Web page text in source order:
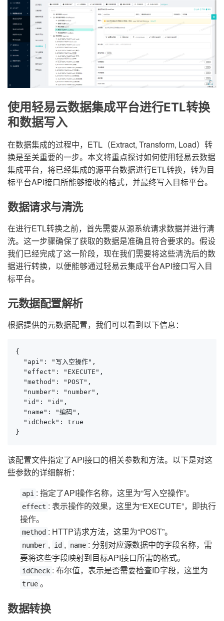
使用轻易云数据集成平台进行ETL转换
和数据写入
在数据集成的过程中，ETL（Extract, Transform, Load）转
换是至关重要的一步。本文将重点探讨如何使用轻易云数据
集成平台，将已经集成的源平台数据进行ETL转换，转为目
标平台API接口所能够接收的格式，并最终写入目标平台。
数据请求与清洗
在进行ETL转换之前，首先需要从源系统请求数据并进行清
洗。这一步骤确保了获取的数据是准确且符合要求的。假设
我们已经完成了这一阶段，现在我们需要将这些清洗后的数
据进行转换，以便能够通过轻易云集成平台API接口写入目
标平台。
元数据配置解析
根据提供的元数据配置，我们可以看到以下信息：
{
  "api": "写入空操作",
  "effect": "EXECUTE",
  "method": "POST",
  "number": "number",
  "id": "id",
  "name": "编码",
  "idCheck": true
}
该配置文件指定了API接口的相关参数和方法。以下是对这
些参数的详细解析：
api : 指定了API操作名称，这里为“写入空操作”。
effect : 表示操作的效果，这里为“EXECUTE”，即执行
操作。
method : HTTP请求方法，这里为“POST”。
number , id , name : 分别对应源数据中的字段名称，需
要将这些字段映射到目标API接口所需的格式。
idCheck : 布尔值，表示是否需要检查ID字段，这里为
true 。
数据转换